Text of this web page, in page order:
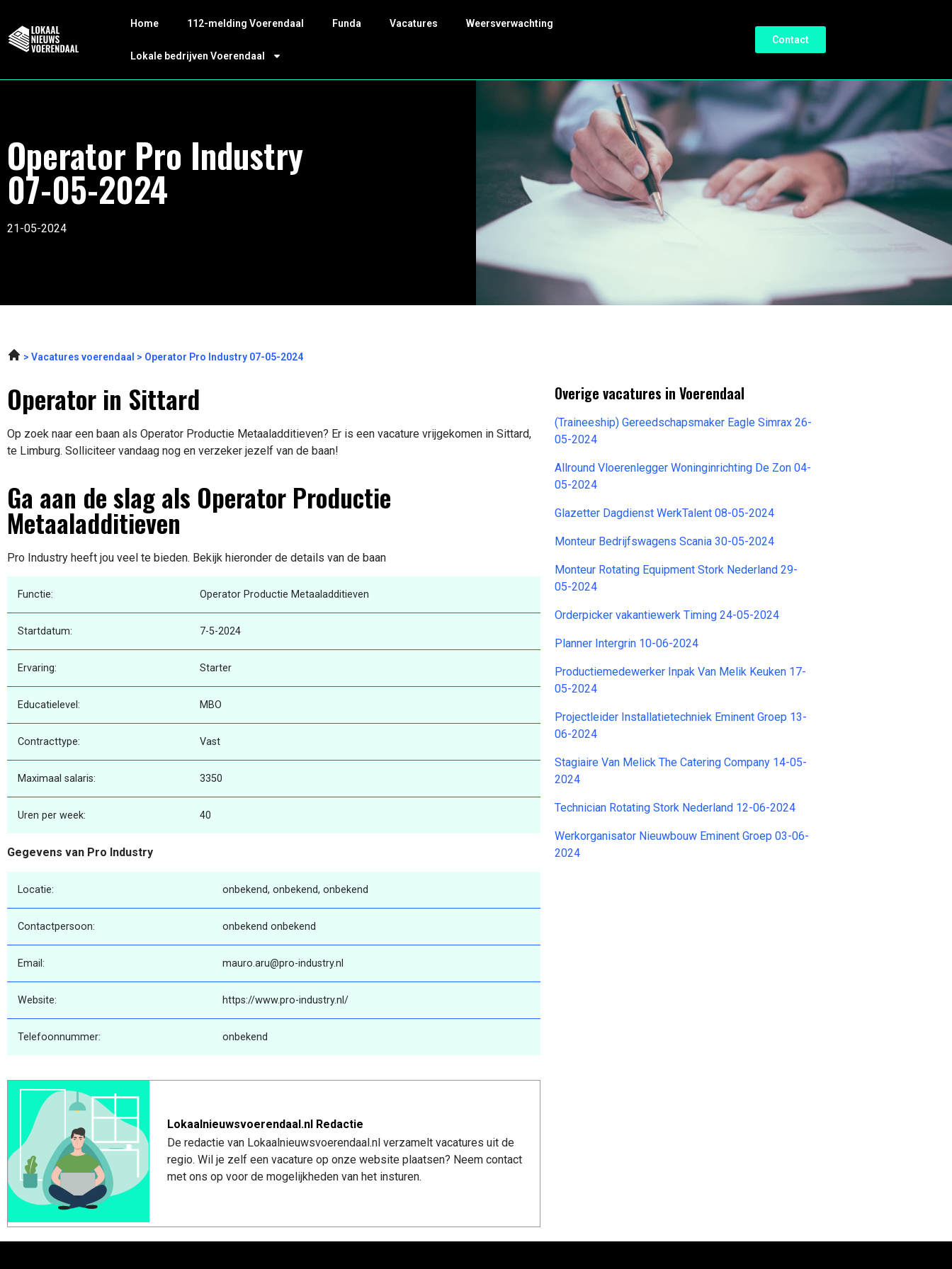
Home 112-melding Voerendaal Funda Vacatures Weersverwachting
Lokale bedrijven Voerendaal
Contact
Operator Pro Industry
07-05-2024
21-05-2024
Vacatures voerendaal Operator Pro Industry 07-05-2024
Operator in Sittard
Op zoek naar een baan als Operator Productie Metaaladditieven? Er is een vacature vrijgekomen in Sittard,
te Limburg. Solliciteer vandaag nog en verzeker jezelf van de baan!
Ga aan de slag als Operator Productie
Metaaladditieven
Pro Industry heeft jou veel te bieden. Bekijk hieronder de details van de baan
Functie: Operator Productie Metaaladditieven
Startdatum: 7-5-2024
Ervaring: Starter
Educatielevel: MBO
Contracttype: Vast
Maximaal salaris: 3350
Uren per week: 40
Gegevens van Pro Industry
Locatie: onbekend, onbekend, onbekend
Contactpersoon: onbekend onbekend
Email: mauro.aru@pro-industry.nl
Website: https://www.pro-industry.nl/
Telefoonnummer: onbekend
Lokaalnieuwsvoerendaal.nl Redactie
De redactie van Lokaalnieuwsvoerendaal.nl verzamelt vacatures uit de
regio. Wil je zelf een vacature op onze website plaatsen? Neem contact
met ons op voor de mogelijkheden van het insturen.
Overige vacatures in Voerendaal
(Traineeship) Gereedschapsmaker Eagle Simrax 26-
05-2024
Allround Vloerenlegger Woninginrichting De Zon 04-
05-2024
Glazetter Dagdienst WerkTalent 08-05-2024
Monteur Bedrijfswagens Scania 30-05-2024
Monteur Rotating Equipment Stork Nederland 29-
05-2024
Orderpicker vakantiewerk Timing 24-05-2024
Planner Intergrin 10-06-2024
Productiemedewerker Inpak Van Melik Keuken 17-
05-2024
Projectleider Installatietechniek Eminent Groep 13-
06-2024
Stagiaire Van Melick The Catering Company 14-05-
2024
Technician Rotating Stork Nederland 12-06-2024
Werkorganisator Nieuwbouw Eminent Groep 03-06-
2024